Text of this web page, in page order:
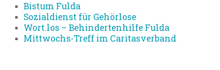
Bistum Fulda
Sozialdienst für Gehörlose
Wort.los – Behindertenhilfe Fulda
Mittwochs-Treff im Caritasverband